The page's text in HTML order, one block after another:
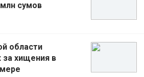
сумов
области
за хищения в